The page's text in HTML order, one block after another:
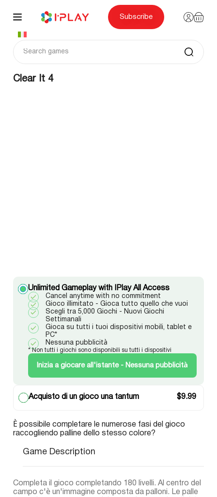
content
Subscribe
Clear It 4
Unlimited Gameplay with IPlay All Access
Cancel anytime with no commitment
Gioco illimitato - Gioca tutto quello che vuoi
Scegli tra 5,000 Giochi - Nuovi Giochi
Settimanali
Gioca su tutti i tuoi dispositivi mobili, tablet e
PC*
Nessuna pubblicità
* Non tutti i giochi sono disponibili su tutti i dispositivi
Inizia a giocare all'istante - Nessuna pubblicità
Acquisto di un gioco una tantum $9.99
È possibile completare le numerose fasi del gioco
raccogliendo palline dello stesso colore?
Game Description
Completa il gioco completando 180 livelli. Al centro del
campo c'è un'immagine composta da palloni. Le palle